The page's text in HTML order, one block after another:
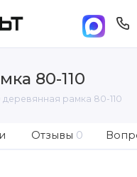
80-110
деревянная рамка 80-110
Отзывы 0